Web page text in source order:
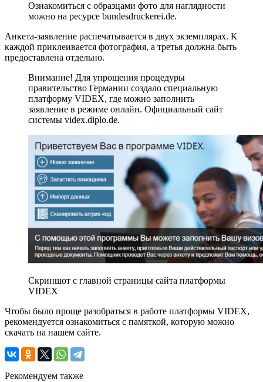
Ознакомиться с образцами фото для наглядности
можно на ресурсе bundesdruckerei.de.
Анкета-заявление распечатывается в двух экземплярах. К
каждой приклеивается фотография, а третья должна быть
предоставлена отдельно.
Внимание! Для упрощения процедуры
правительство Германии создало специальную
платформу VIDEX, где можно заполнить
заявление в режиме онлайн. Официальный сайт
системы videx.diplo.de.
Скриншот с главной страницы сайта платформы
VIDEX
Чтобы было проще разобраться в работе платформы VIDEX,
рекомендуется ознакомиться с памяткой, которую можно
скачать на нашем сайте.
Рекомендуем также